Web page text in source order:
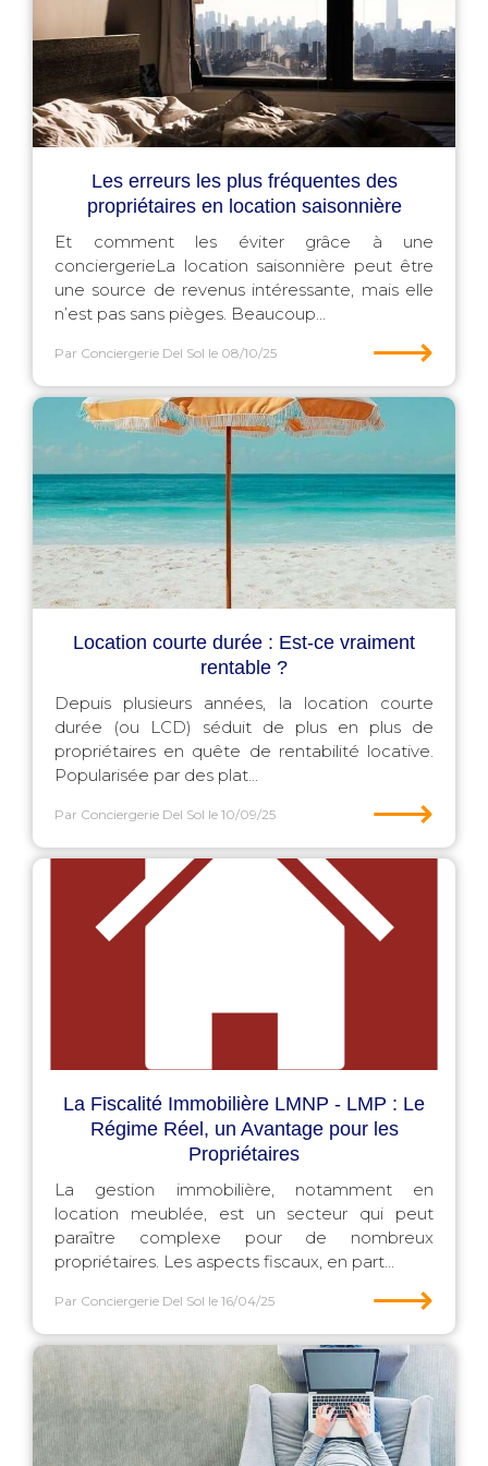
Les erreurs les plus fréquentes des
propriétaires en location saisonnière
Et comment les éviter grâce à une
conciergerieLa location saisonnière peut être
une source de revenus intéressante, mais elle
n’est pas sans pièges. Beaucoup...
Par Conciergerie Del Sol le 08/10/25 ⟶
Location courte durée : Est-ce vraiment
rentable ?
Depuis plusieurs années, la location courte
durée (ou LCD) séduit de plus en plus de
propriétaires en quête de rentabilité locative.
Popularisée par des plat...
Par Conciergerie Del Sol le 10/09/25 ⟶
La Fiscalité Immobilière LMNP - LMP : Le
Régime Réel, un Avantage pour les
Propriétaires
La gestion immobilière, notamment en
location meublée, est un secteur qui peut
paraître complexe pour de nombreux
propriétaires. Les aspects fiscaux, en part...
Par Conciergerie Del Sol le 16/04/25 ⟶